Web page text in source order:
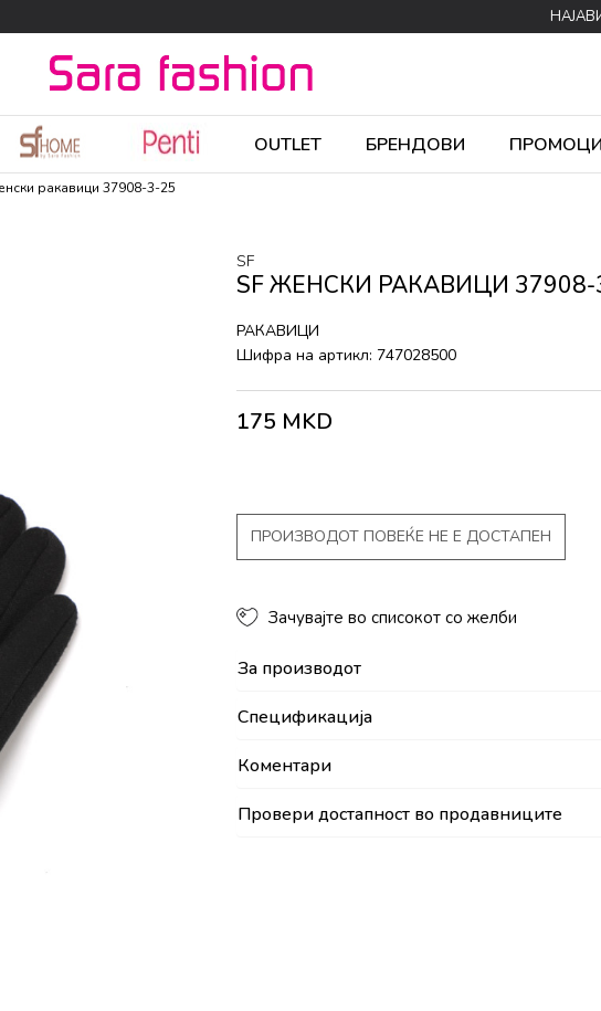
OUTLET БРЕНДОВИ
ракавици 37908-3-25
SF
SF ЖЕНСКИ РАКАВИЦИ 37908-
РАКАВИЦИ
Шифра на артикл: 747028500
175 MKD
ПРОИЗВОДОТ ПОВЕЌЕ НЕ Е ДОСТАПЕН
Зачувајте во списокот со желби
За производот
Спецификација
Коментари
Провери достапност во продавниците